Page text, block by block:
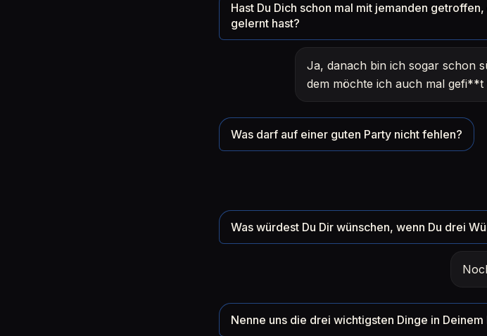
Hast Du Dich schon mal mit jemanden
gelernt hast?
Ja, danach bin ich sogar schon
dem möchte ich auch mal gefi**t
Was darf auf einer guten Party nicht fehlen?
Was würdest Du Dir wünschen, wenn Du drei
Nenne uns die drei wichtigsten Dinge in Deinem